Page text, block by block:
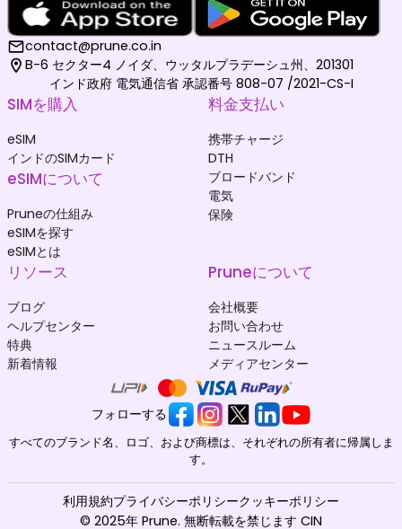
contact@prune.co.in
B-6 セクター4 ノイダ、ウッタルプラデーシュ州、201301
インド政府 電気通信省 承認番号 808-07 /2021-CS-I
SIMを購入
eSIM
インドのSIMカード
eSIMについて
Pruneの仕組み
eSIMを探す
eSIMとは
料金支払い
携帯チャージ
DTH
ブロードバンド
電気
保険
リソース
ブログ
ヘルプセンター
特典
新着情報
Pruneについて
会社概要
お問い合わせ
ニュースルーム
メディアセンター
フォローする
すべてのブランド名、ロゴ、および商標は、それぞれの所有者に帰属しま
す。
© 2025年 Prune. 無断転載を禁じます CIN
利用規約プライバシーポリシークッキーポリシー